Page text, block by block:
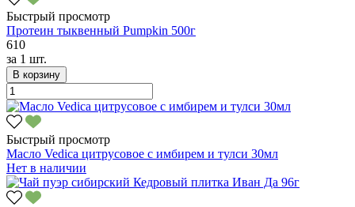
Быстрый просмотр
Протеин тыквенный Pumpkin 500г
610
за 1 шт.
В корзину
Быстрый просмотр
Масло Vedica цитрусовое с имбирем и тулси 30мл
Нет в наличии